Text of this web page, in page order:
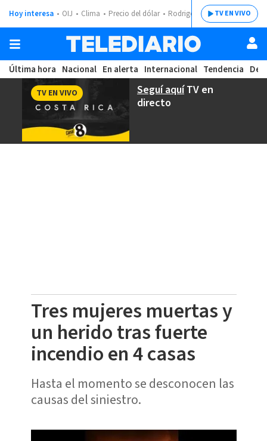
Hoy interesa OIJ Clima Precio del dólar Rodrigo ChavesTV EN VIVO
Última hora Nacional En alerta Internacional Tendencia
Seguí aquíTV en
directo
TV EN VIVO
Tres mujeres muertas y
un herido tras fuerte
incendio en 4 casas
Hasta el momento se desconocen las
causas del siniestro.